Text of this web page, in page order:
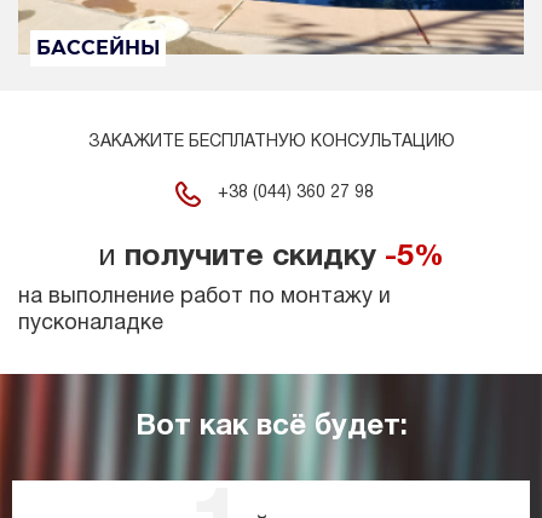
БАССЕЙНЫ
ЗАКАЖИТЕ БЕСПЛАТНУЮ КОНСУЛЬТАЦИЮ
+38 (044) 360 27 98
и получите скидку -5%
на выполнение работ по монтажу и
пусконаладке
Вот как всё будет: